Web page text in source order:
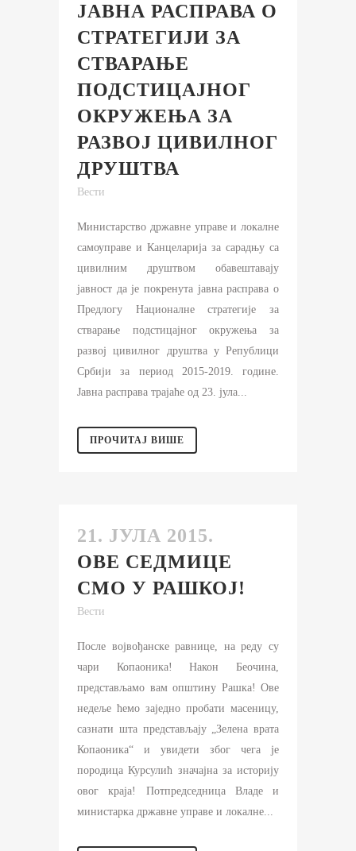
ЈАВНА РАСПРАВА О
СТРАТЕГИЈИ ЗА
СТВАРАЊЕ
ПОДСТИЦАЈНОГ
ОКРУЖЕЊА ЗА
РАЗВОЈ ЦИВИЛНОГ
ДРУШТВА
Вести
Министарство државне управе и локалне
самоуправе и Канцеларија за сарадњу са
цивилним друштвом обавештавају
јавност да је покренута јавна расправа о
Предлогу Националне стратегије за
стварање подстицајног окружења за
развој цивилног друштва у Републици
Србији за период 2015-2019. године.
Јавна расправа трајаће од 23. јула...
ПРОЧИТАЈ ВИШЕ
21. ЈУЛА 2015.
ОВЕ СЕДМИЦЕ
СМО У РАШКОЈ!
Вести
После војвођанске равнице, на реду су
чари Копаоника! Након Беочина,
представљамо вам општину Рашка! Oве
недеље ћемо заједно пробати масеницу,
сазнати шта представљају „Зелена врата
Копаоника“ и увидети због чега је
породица Курсулић значајна за историју
овог краја! Потпредседница Владе и
министарка државне управе и локалне...